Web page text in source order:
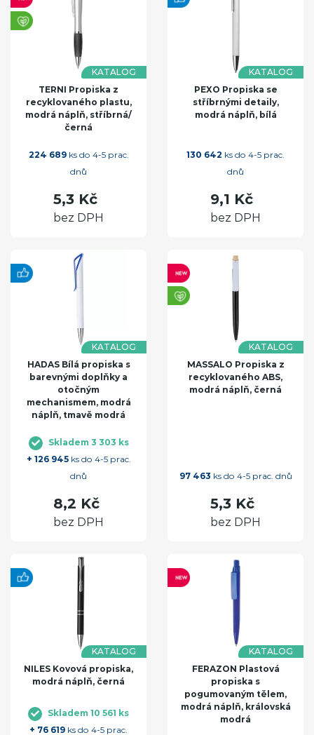
KATALOG
TERNI Propiska z
recyklovaného plastu,
modrá náplň, stříbrná/
černá
224 689ks do 4-5 prac.
dnů
5,3 Kč
bez DPH
KATALOG
PEXO Propiska se
stříbrnými detaily,
modrá náplň, bílá
130 642 ks do 4-5 prac.
dnů
9,1 Kč
bez DPH
KATALOG
HADAS Bílá propiska s
barevnými doplňky a
otočným
mechanismem, modrá
náplň, tmavě modrá
Skladem 3 303 ks
+ 126 945ks do 4-5 prac.
dnů
8,2 Kč
bez DPH
KATALOG
MASSALO Propiska z
recyklovaného ABS,
modrá náplň, černá
97 463 ks do 4-5 prac. dnů
5,3 Kč
bez DPH
KATALOG
NILES Kovová propiska,
modrá náplň, černá
Skladem 10 561 ks
+ 76 619 ks do 4-5 prac.
KATALOG
FERAZON Plastová
propiska s
pogumovaným tělem,
modrá náplň, královská
modrá